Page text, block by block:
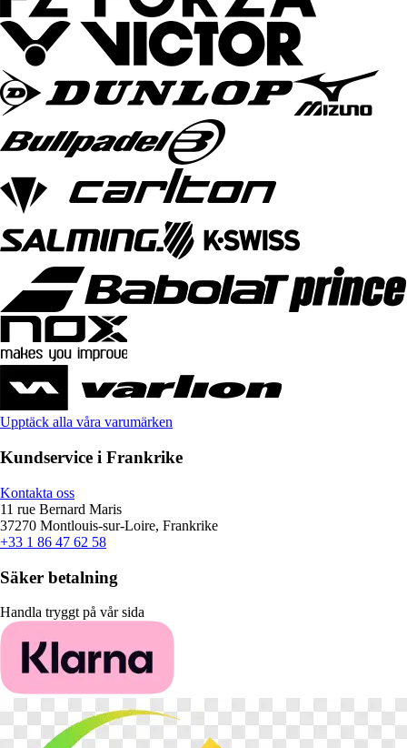
Upptäck alla våra varumärken
Kundservice i Frankrike
Kontakta oss
11 rue Bernard Maris
37270 Montlouis-sur-Loire, Frankrike
+33 1 86 47 62 58
Säker betalning
Handla tryggt på vår sida